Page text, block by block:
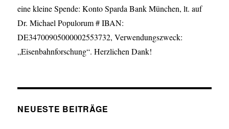
eine kleine Spende: Konto Sparda Bank München, lt. auf
Dr. Michael Populorum # IBAN:
DE34700905000002553732, Verwendungszweck:
„Eisenbahnforschung“. Herzlichen Dank!
NEUESTE BEITRÄGE